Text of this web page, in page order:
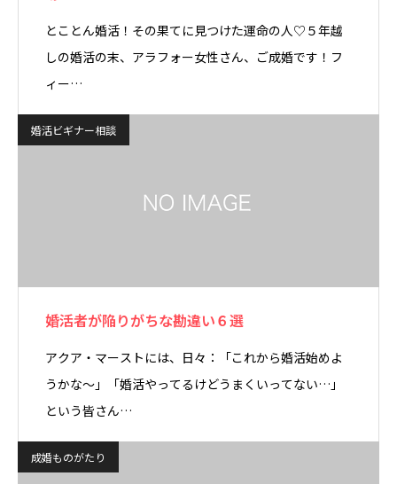
とことん婚活！その果てに見つけた運命の人♡５年越
しの婚活の末、アラフォー女性さん、ご成婚です！フ
ィー…
婚活ビギナー相談
婚活者が陥りがちな勘違い６選
アクア・マーストには、日々：「これから婚活始めよ
うかな～」「婚活やってるけどうまくいってない…」
という皆さん…
成婚ものがたり